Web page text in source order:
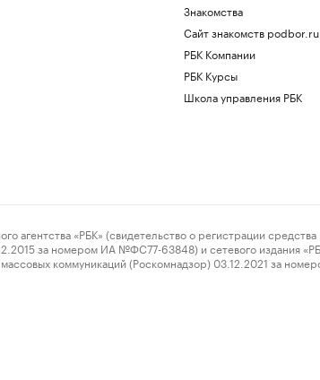
Знакомства
Сайт знакомств podbor.ru
РБК Компании
РБК Курсы
Школа управления РБК
«РБК» (свидетельство о регистрации
за номером ИА №ФС77-63848) и сетевого издания
коммуникаций (Роскомнадзор) 03.12.2021 за